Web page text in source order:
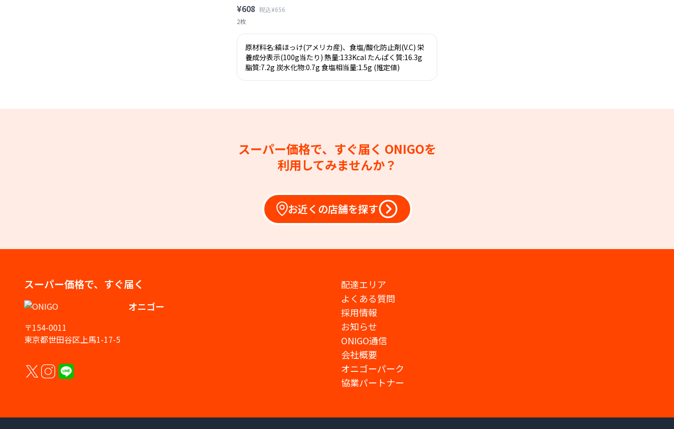
¥608 税込¥656
2枚
原材料名:縞ほっけ(アメリカ産)、食塩/酸化防止剤(V.C) 栄
養成分表示(100g当たり) 熱量:133Kcal たんぱく質:16.3g
脂質:7.2g 炭水化物:0.7g 食塩相当量:1.5g (推定値)
スーパー価格で、すぐ届く ONIGOを
利用してみませんか？
お近くの店舗を探す
スーパー価格で、すぐ届く
オニゴー
〒154-0011
東京都世田谷区上馬1-17-5
配達エリア
よくある質問
採用情報
お知らせ
ONIGO通信
会社概要
オニゴーパーク
協業パートナー